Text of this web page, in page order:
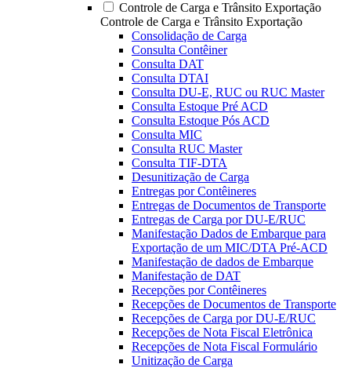
Controle de Carga e Trânsito Exportação
Controle de Carga e Trânsito Exportação
Consolidação de Carga
Consulta Contêiner
Consulta DAT
Consulta DTAI
Consulta DU-E, RUC ou RUC Master
Consulta Estoque Pré ACD
Consulta Estoque Pós ACD
Consulta MIC
Consulta RUC Master
Consulta TIF-DTA
Desunitização de Carga
Entregas por Contêineres
Entregas de Documentos de Transporte
Entregas de Carga por DU-E/RUC
Manifestação Dados de Embarque para
Exportação de um MIC/DTA Pré-ACD
Manifestação de dados de Embarque
Manifestação de DAT
Recepções por Contêineres
Recepções de Documentos de Transporte
Recepções de Carga por DU-E/RUC
Recepções de Nota Fiscal Eletrônica
Recepções de Nota Fiscal Formulário
Unitização de Carga